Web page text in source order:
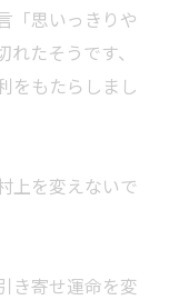
「思いっきりや
たそうです、
をもたらしまし
上を変えないで
き寄せ運命を変